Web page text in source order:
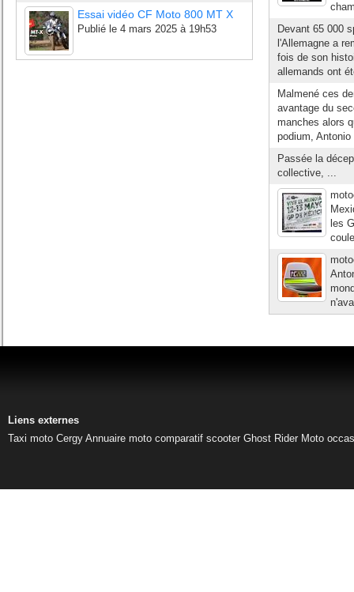
Essai vidéo CF Moto 800 MT X
Publié le 4 mars 2025 à 19h53
Devant 65 000
l'Allemagne a
fois de son
allemands ont
Malmené ces
avantage du
manches alors
podium,
Passée la
collective, ...
les
Liens externes
Taxi moto Cergy Annuaire moto comparatif scooter Ghost Rider Moto